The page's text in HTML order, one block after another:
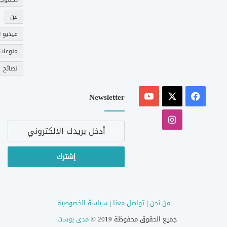
فن
فيديو
نصائح
فيسبوك
‫YouTube
انستقرام
Newsletter
أدخل
الإلكتروني
من نحن |تواصل معنا |سياسة الخصوصية
جميع الحقوق محفوظة 2019 ©
مدى بوست